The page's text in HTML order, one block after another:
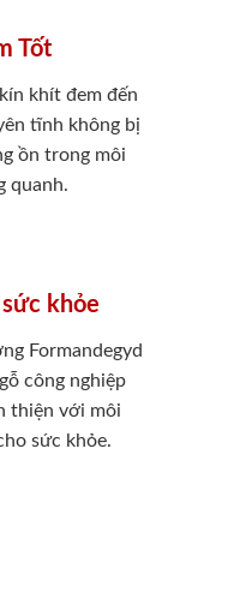
Tốt
khít đem đến
tĩnh không bị
ồn trong môi
quanh.
khỏe
Formandegyd
công nghiệp
thiện với môi
sức khỏe.